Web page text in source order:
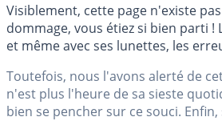
Visiblement, cette page n'existe
dommage, vous étiez si bien parti !
et même avec ses lunettes, les
Toutefois, nous l'avons alerté de
n'est plus l'heure de sa sieste
bien se pencher sur ce souci.